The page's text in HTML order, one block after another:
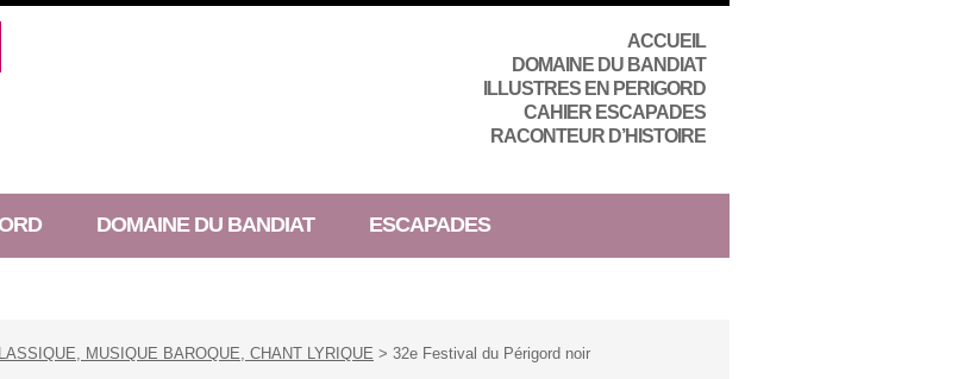
ACCUEIL
DOMAINE DU BANDIAT
ILLUSTRES EN PERIGORD
CAHIER ESCAPADES
RACONTEUR D’HISTOIRE
DOMAINE DU BANDIAT ESCAPADES
MUSIQUE BAROQUE, CHANT LYRIQUE > 32e Festival du Périgord noir